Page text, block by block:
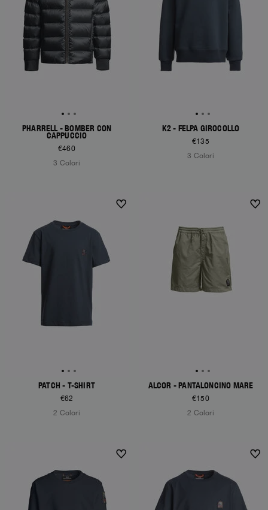
PHARRELL - BOMBER CON
CAPPUCCIO
€460
3 Colori
K2 - FELPA GIROCOLLO
€135
3 Colori
PATCH - T-SHIRT
€62
2 Colori
ALCOR - PANTALONCINO MARE
€150
2 Colori